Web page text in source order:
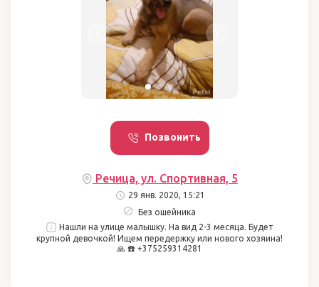
Позвонить
Речица, ул. Спортивная, 5
29 янв. 2020, 15:21
Без ошейника
Нашли на улице малышку. На вид 2-3 месяца. Будет
крупной девочкой! Ищем передержку или нового хозяина!
🙏 ☎️ +375259314281